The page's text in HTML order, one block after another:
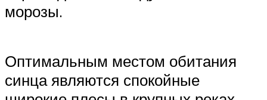
морозы.
Оптимальным местом обитания
синца являются спокойные